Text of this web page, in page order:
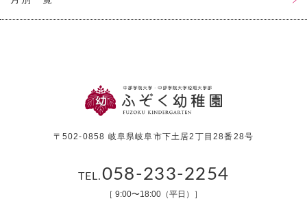
〒502-0858 岐阜県岐阜市下土居2丁目28番28号
TEL.058-233-2254
［ 9:00〜18:00（平日）］